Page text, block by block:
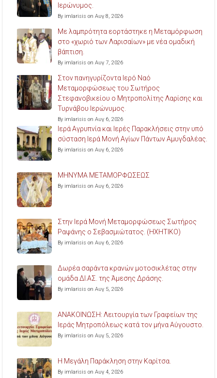
Ιερώνυμος.
By imlarisis on Αυγ 8, 2026
Με λαμπρότητα εορτάστηκε η Μεταμόρφωση
στο «χωριό των Λαρισαίων» με νέα ομαδική
βάπτιση.
By imlarisis on Αυγ 7, 2026
Στον πανηγυρίζοντα Ιερό Ναό
Μεταμορφώσεως του Σωτήρος
Στεφανοβικείου ο Μητροπολίτης Λαρίσης και
Τυρνάβου Ιερώνυμος.
By imlarisis on Αυγ 6, 2026
Ιερά Αγρυπνία και Ιερές Παρακλήσεις στην υπό
σύσταση Ιερά Μονή Αγίων Πάντων Αμυγδαλέας.
By imlarisis on Αυγ 6, 2026
ΜΗΝΥΜΑ ΜΕΤΑΜΟΡΦΩΣΕΩΣ
By imlarisis on Αυγ 6, 2026
Στην Ιερά Μονή Μεταμορφώσεως Σωτήρος
Ραψάνης ο Σεβασμιώτατος. (ΗΧΗΤΙΚΟ)
By imlarisis on Αυγ 6, 2026
Δωρέα σαράντα κρανών μοτοσικλέτας στην
ομάδα ΔΙ.ΑΣ. της Άμεσης Δράσης.
By imlarisis on Αυγ 5, 2026
ΑΝΑΚΟΙΝΩΣΗ: Λειτουργία των Γραφείων της
Ιεράς Μητροπόλεως κατά τον μήνα Αύγουστο.
By imlarisis on Αυγ 5, 2026
Η Μεγάλη Παράκληση στην Καρίτσα.
By imlarisis on Αυγ 4, 2026